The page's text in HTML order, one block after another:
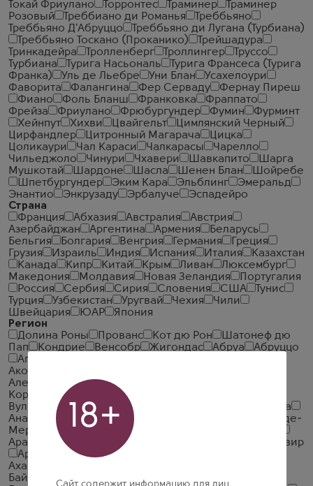
Токай Фриулано
Торронтес Траминер
Траминер
Розовый
Треббиано ди Романья
Треббьяно
Треббьяно Д'Абруццо
Треббьяно ди Лугана (Турбиана)
Треббьяно Тоскано (Проканико)
Трейшадура
Тринкадейра
Тролленберг Троллингер
Труссо
Турбиана
Турига Насьональ
Турига Франсеса (Турига
Франка)
Уль де Льебре Уни Блан
Усахелоури
Фаворита
Фалангина Фер Серваду
Фернау Пиреш
Фиано
Фоль Бланш Франковка
Фраппато
Фрейза
Фриулано Фрюбургундер Фумин
Фурминт
Хейнпут
Хихви Цвайгельт
Цимлянский Черный
Цирфандлер
Цитронный Магарача
Цицка
Цоликаури
Чал Караси Чалкарасы
Чарелло
Чильеджоло
Чинури Чхавери Шавкапито
Шарга
Мушкотай
Шардоне Шасла Шенен Блан
Шойребе
Шпетбургундер
Эким Кара Эльблинг
Эмеральд
Энантио
Энкрузаду Эрбалуче
Эспадейро
Страна
Франция
Абхазия Австралия
Австрия
Азербайджан
Аргентина Армения
Беларусь
Бельгия
Болгария Венгрия Германия
Греция
Грузия
Израиль Индия Испания Италия
Казахстан
Канада
Кипр Китай Крым Ливан
Люксембург
Македония
Молдавия Новая Зеландия
Португалия
Россия
Сербия Сирия Словения США
Тунис
Турция
Узбекистан Уругвай Чехия
Чили
Швейцария
ЮАР
Япония
Регион
Долина Роны
Прованс Кот дю Рон
Шатонеф дю
Пап
Кондрие Венсобр Жигондас Абруа
Абруццо
Агли
Аконкагуа
Алентежу
Алентежу. Сетубал
Кортон
Альманса Альто Адидже
Вультуре
Амароне
Амароне делла Вальполичелла
Анапская Долина
Андалусия
Антр-де-
Мер
Апулия Ар Арагацотнская область
Араратская Долина
Арбуа
Армавир
Армавирский район
Ахашени
Байррада
Балеарские Острова
18+
Сайт содержит информацию для лиц